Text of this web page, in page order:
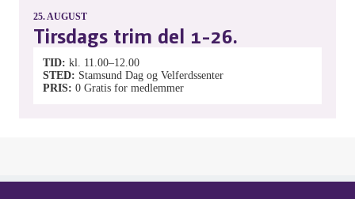
25.AUGUST
Tirsdags trim del 1-26.
TID kl. 11.00–12.00
STED
Stamsund Dag og Velferdssenter
PRIS 0 Gratis for medlemmer